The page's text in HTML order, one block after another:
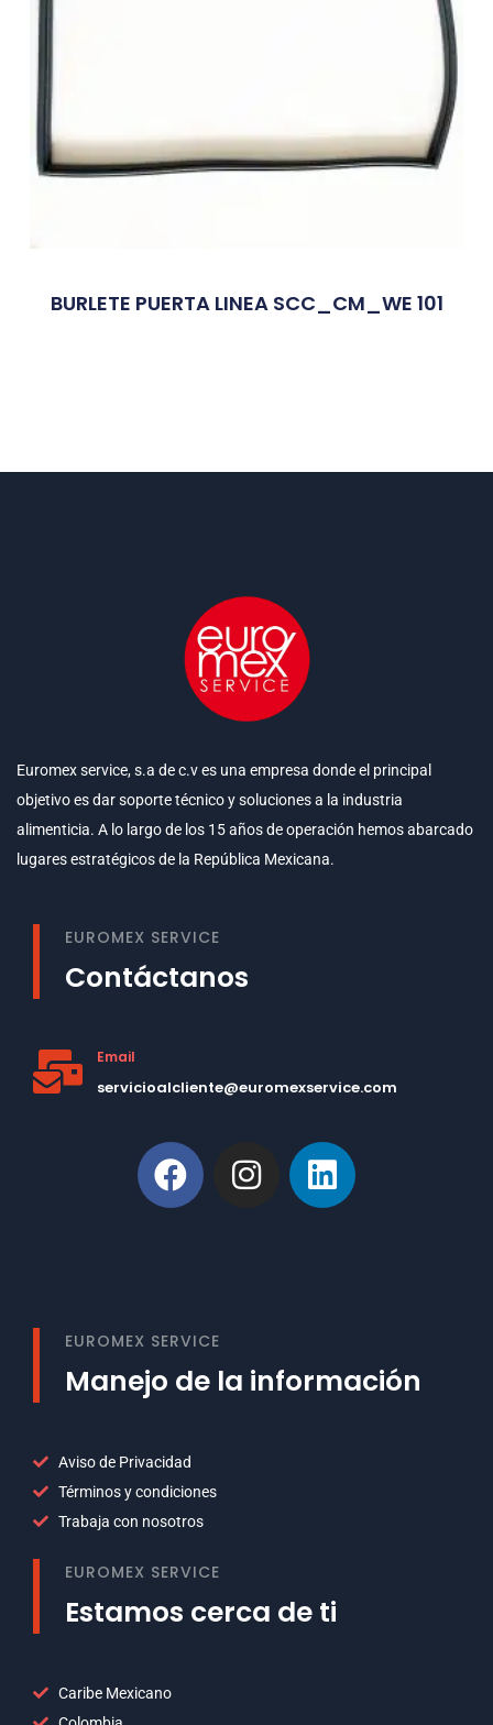
BURLETE PUERTA LINEA SCC_CM_WE 101
Euromex service, s.a de c.v es una empresa donde el principal
objetivo es dar soporte técnico y soluciones a la industria
alimenticia. A lo largo de los 15 años de operación hemos abarcado
lugares estratégicos de la República Mexicana.
EUROMEX SERVICE
Contáctanos
Email
servicioalcliente@euromexservice.com
EUROMEX SERVICE
Manejo de la información
Aviso de Privacidad
Términos y condiciones
Trabaja con nosotros
EUROMEX SERVICE
Estamos cerca de ti
Caribe Mexicano